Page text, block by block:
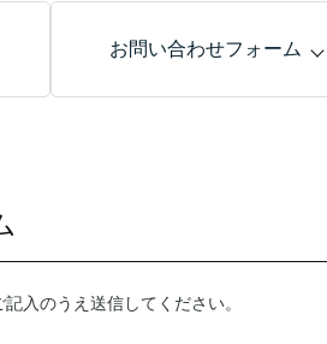
お問い合わせフォーム
入のうえ送信してください。